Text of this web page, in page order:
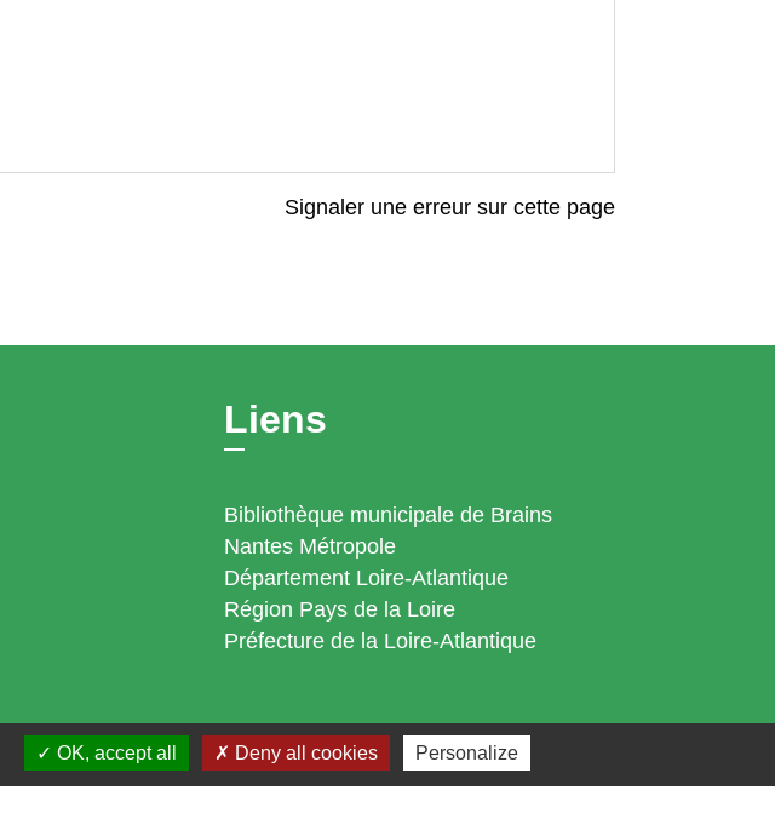
Signaler une erreur sur cette page
Liens
Bibliothèque municipale de Brains
Nantes Métropole
Département Loire-Atlantique
Région Pays de la Loire
Préfecture de la Loire-Atlantique
OK, accept all Deny all cookies Personalize